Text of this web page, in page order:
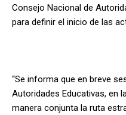
Consejo Nacional de
para definir el inicio de las
“Se informa que en breve
Autoridades Educativas, en
manera conjunta la ruta